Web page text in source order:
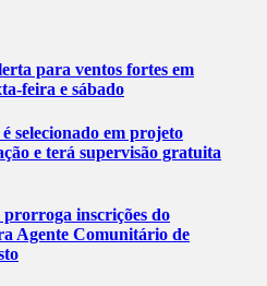
para ventos fortes em
feira e sábado
selecionado em projeto
e terá supervisão gratuita
inscrições do
Agente Comunitário de